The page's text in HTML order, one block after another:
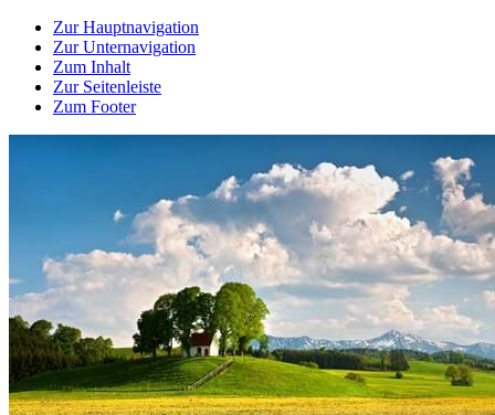
Zur Hauptnavigation
Zur Unternavigation
Zum Inhalt
Zur Seitenleiste
Zum Footer